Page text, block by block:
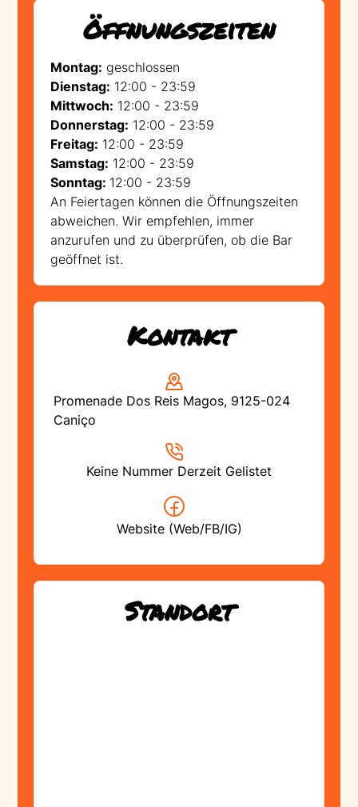
Öffnungszeiten
Montag: geschlossen
Dienstag: 12:00 - 23:59
Mittwoch: 12:00 - 23:59
Donnerstag: 12:00 - 23:59
Freitag: 12:00 - 23:59
Samstag: 12:00 - 23:59
Sonntag: 12:00 - 23:59
An Feiertagen können die Öffnungszeiten
abweichen. Wir empfehlen, immer
anzurufen und zu überprüfen, ob die Bar
geöffnet ist.
Kontakt
Promenade Dos Reis Magos, 9125-024
Caniço
Keine Nummer Derzeit Gelistet
Website (Web/FB/IG)
Standort